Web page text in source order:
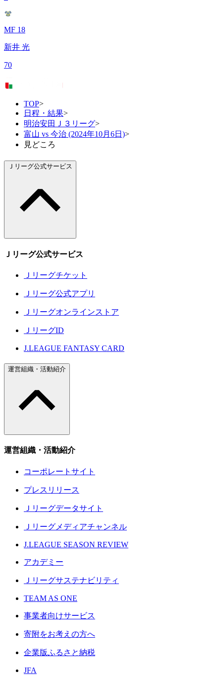
MF 18
新井 光
70
TOP>
日程・結果>
明治安田Ｊ３リーグ>
富山 vs 今治 (2024年10月6日)>
見どころ
Ｊリーグ公式サービス
Ｊリーグ公式サービス
Ｊリーグチケット
Ｊリーグ公式アプリ
Ｊリーグオンラインストア
ＪリーグID
J.LEAGUE FANTASY CARD
運営組織・活動紹介
運営組織・活動紹介
コーポレートサイト
プレスリリース
Ｊリーグデータサイト
Ｊリーグメディアチャンネル
J.LEAGUE SEASON REVIEW
アカデミー
Ｊリーグサステナビリティ
TEAM AS ONE
事業者向けサービス
寄附をお考えの方へ
企業版ふるさと納税
JFA